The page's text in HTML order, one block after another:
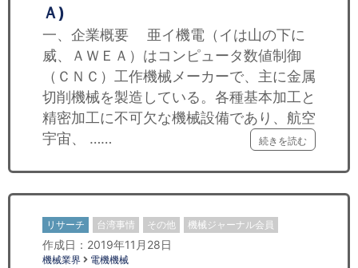
Ａ)
一、企業概要 亜イ機電（イは山の下に
威、ＡＷＥＡ）はコンピュータ数値制御
（ＣＮＣ）工作機械メーカーで、主に金属
切削機械を製造している。各種基本加工と
精密加工に不可欠な機械設備であり、航空
宇宙、 ……
続きを読む
リサーチ 台湾事情 その他 機械ジャーナル会員
作成日：2019年11月28日
機械業界 電機機械